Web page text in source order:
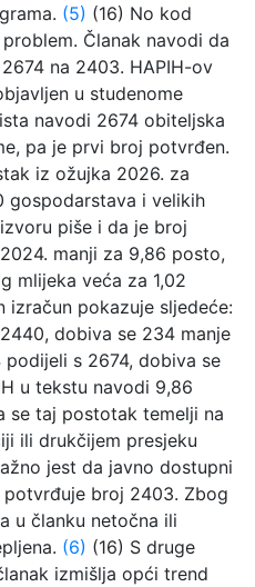
(5) (16) No kod
Članak navodi da
na 2403. HAPIH-ov
u studenome
navodi 2674 obiteljska
pa je prvi broj potvrđen.
iz ožujka 2026. za
gospodarstava i velikih
piše i da je broj
manji za 9,86 posto,
mlijeka veća za 1,02
izračun pokazuje sljedeće:
dobiva se 234 manje
s 2674, dobiva se
u tekstu navodi 9,86
se taj postotak temelji na
ili drukčijem presjeku
jest da javno dostupni
broj 2403. Zbog
u članku netočna ili
(6) (16) S druge
izmišlja opći trend